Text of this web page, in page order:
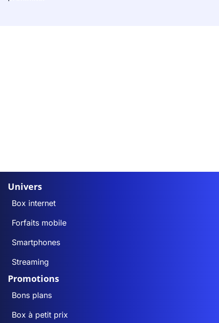
Univers
Box internet
Forfaits mobile
Smartphones
Streaming
Promotions
Bons plans
Box à petit prix